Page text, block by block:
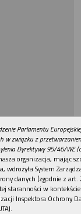
REKLAMA
Parlamentu
w związku z
Dyrektywy 95/46/WE
organizacja, mając
wdrożyła System
danych (zgodnie z art.
staranności w
Inspektora Ochrony
.